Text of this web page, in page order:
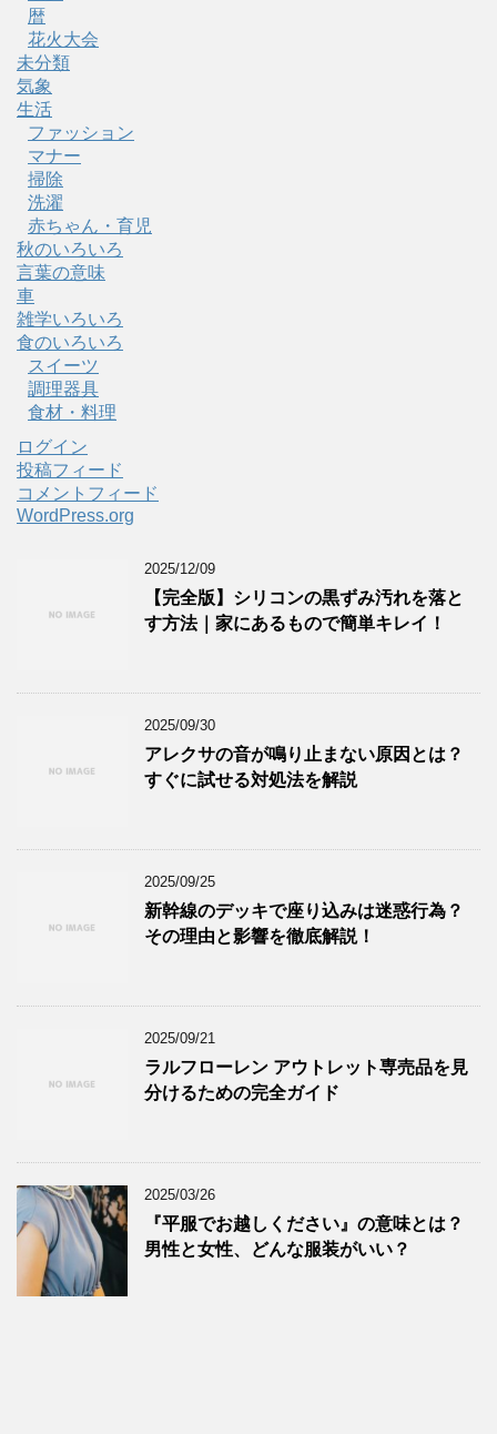
暦
花火大会
未分類
気象
生活
ファッション
マナー
掃除
洗濯
赤ちゃん・育児
秋のいろいろ
言葉の意味
車
雑学いろいろ
食のいろいろ
スイーツ
調理器具
食材・料理
ログイン
投稿フィード
コメントフィード
WordPress.org
2025/12/09
【完全版】シリコンの黒ずみ汚れを落と
す方法｜家にあるもので簡単キレイ！
2025/09/30
アレクサの音が鳴り止まない原因とは？
すぐに試せる対処法を解説
2025/09/25
新幹線のデッキで座り込みは迷惑行為？
その理由と影響を徹底解説！
2025/09/21
ラルフローレン アウトレット専売品を見
分けるための完全ガイド
2025/03/26
『平服でお越しください』の意味とは？
男性と女性、どんな服装がいい？